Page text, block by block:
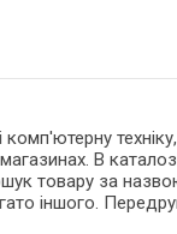
комп'ютерну
В
товару за
іншого.